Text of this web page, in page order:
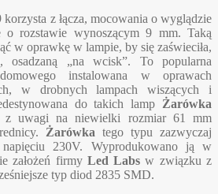
z łącza, mocowania o wyglądzie
rozstawie wynoszącym 9 mm. Taką
w oprawkę w lampie, by się zaświeciła,
„na wcisk”. To popularna
instalowana w oprawach
w drobnych lampach wiszących i
do takich lamp Żarówka
z uwagi na niewielki rozmiar 61 mm
Żarówka tego typu zazwyczaj
230V. Wyprodukowano ją w
założeń firmy Led Labs w związku z
typ diod 2835 SMD.